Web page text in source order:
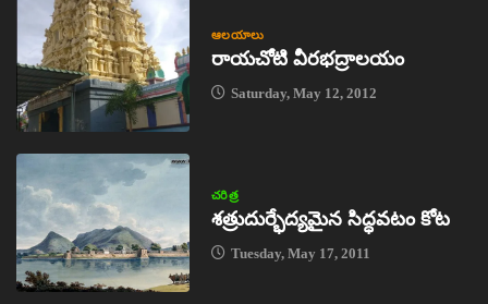
ఆలయాలు
రాయచోటి వీరభద్రాలయం
Saturday, May 12, 2012
చరిత్ర
శత్రుదుర్భేద్యమైన సిద్ధవటం కోట
Tuesday, May 17, 2011